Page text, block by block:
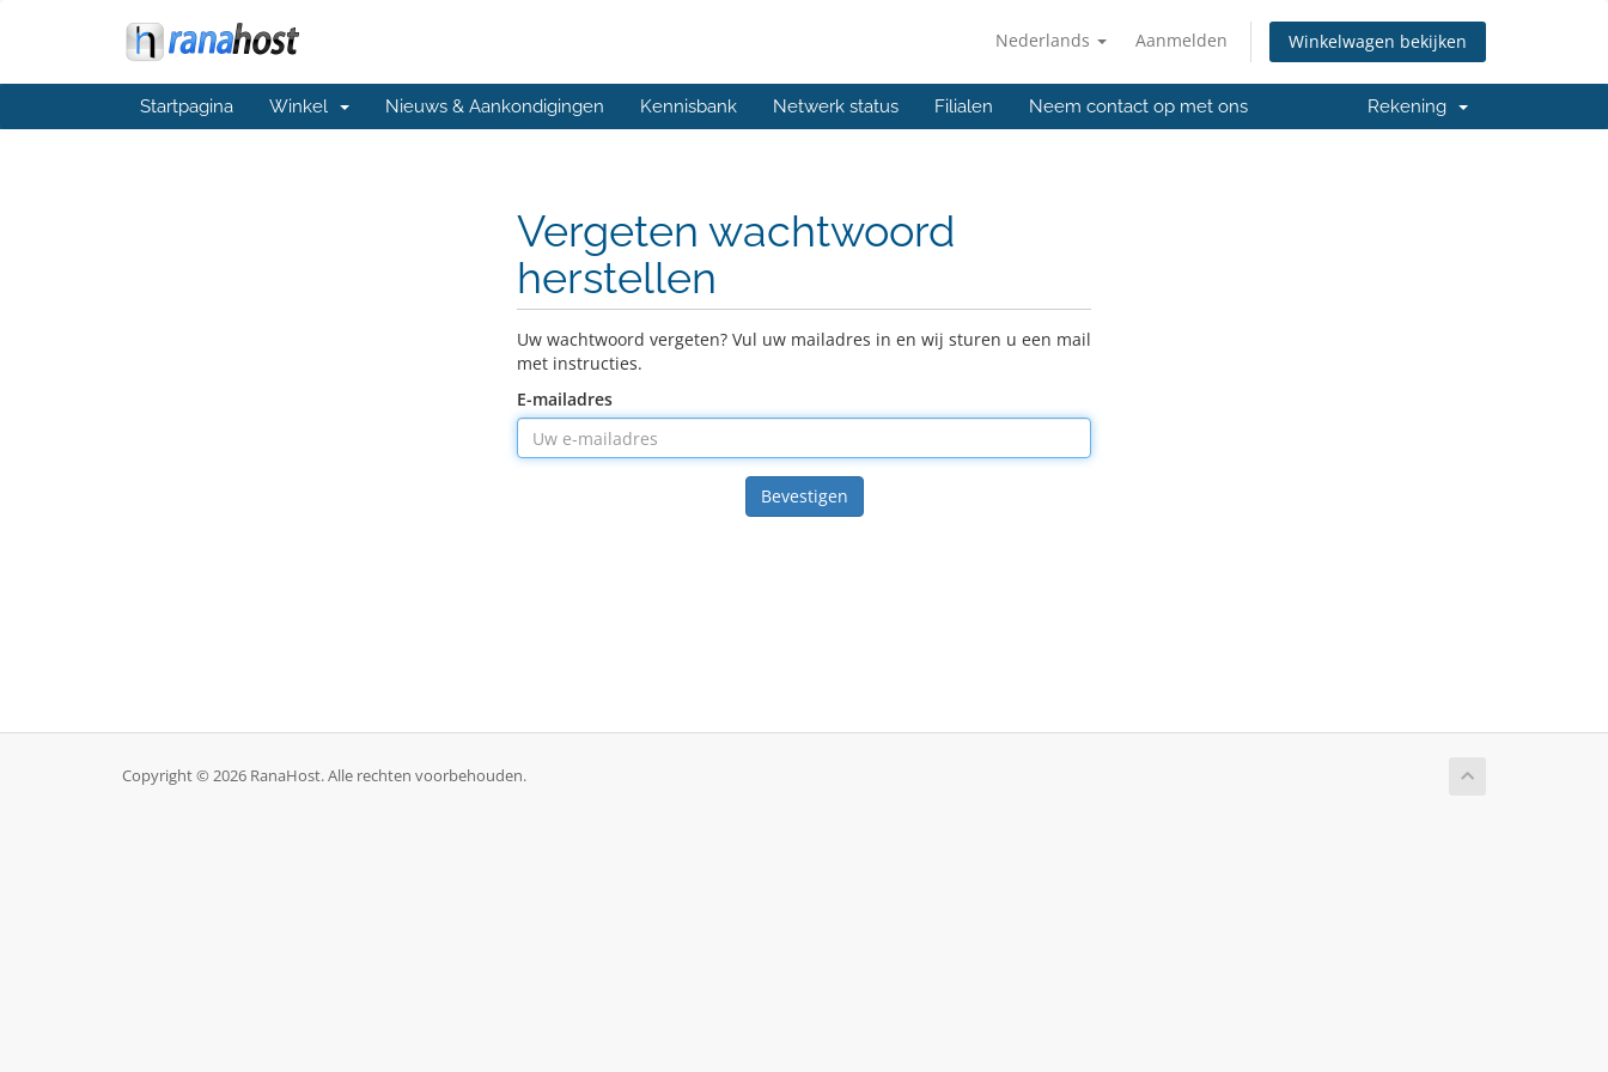
Nederlands Aanmelden Winkelwagen bekijken
Startpagina Winkel Nieuws & Aankondigingen Kennisbank Netwerk status Filialen Neem contact op met ons Rekening
Vergeten wachtwoord
herstellen
Uw wachtwoord vergeten? Vul uw mailadres in en wij sturen u een mail
met instructies.
E-mailadres
Bevestigen
Copyright © 2026 RanaHost. Alle rechten voorbehouden.